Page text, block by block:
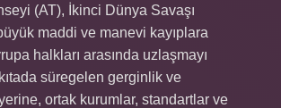
(AT), İkinci Dünya Savaşı
maddi ve manevi kayıplara
halkları arasında uzlaşmayı
süregelen gerginlik ve
ortak kurumlar, standartlar ve